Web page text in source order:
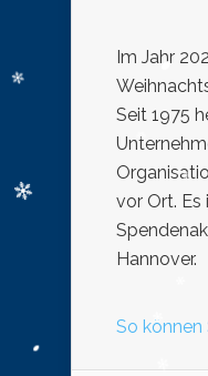
Im Jahr
Seit 1975
vor Ort.
Hannover.
So können